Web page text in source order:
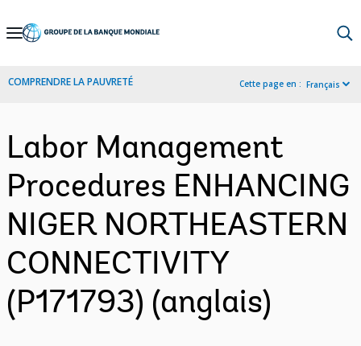
Skip
Navigation
COMPRENDRE LA PAUVRETÉ Cette page en : Français
Labor Management
Procedures ENHANCING
NIGER NORTHEASTERN
CONNECTIVITY
(P171793) (anglais)